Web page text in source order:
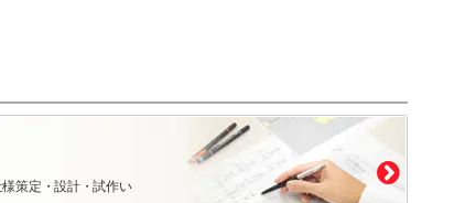
策定・設計・試作い